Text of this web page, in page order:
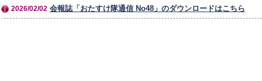
2026/02/02 会報誌「おたすけ隊通信 No48」のダウンロードはこちら